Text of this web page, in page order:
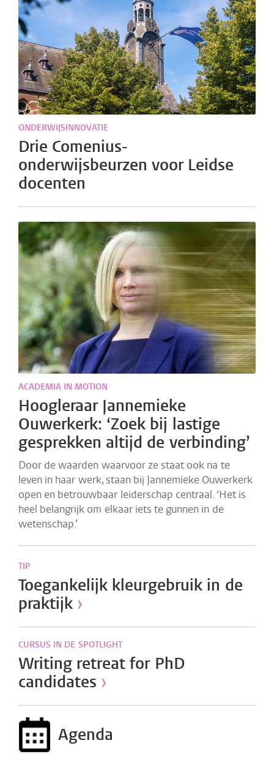
ONDERWIJSINNOVATIE
Drie Comenius-
onderwijsbeurzen voor Leidse
docenten
ACADEMIA IN MOTION
Hoogleraar Jannemieke
Ouwerkerk: ‘Zoek bij lastige
gesprekken altijd de verbinding’
Door de waarden waarvoor ze staat ook na te
leven in haar werk, staan bij Jannemieke Ouwerkerk
open en betrouwbaar leiderschap centraal. ‘Het is
heel belangrijk om elkaar iets te gunnen in de
wetenschap.’
TIP
Toegankelijk kleurgebruik in de
praktijk ›
CURSUS IN DE SPOTLIGHT
Writing retreat for PhD
candidates ›
Agenda